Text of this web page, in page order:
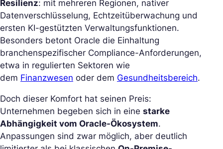
Resilienz: mit mehreren Regionen, nativer
Datenverschlüsselung, Echtzeitüberwachung und
ersten KI-gestützten Verwaltungsfunktionen.
Besonders betont Oracle die Einhaltung
branchenspezifischer Compliance-Anforderungen,
etwa in regulierten Sektoren wie
dem Finanzwesen oder dem Gesundheitsbereich.
Doch dieser Komfort hat seinen Preis:
Unternehmen begeben sich in eine starke
Abhängigkeit vom Oracle-Ökosystem.
Anpassungen sind zwar möglich, aber deutlich